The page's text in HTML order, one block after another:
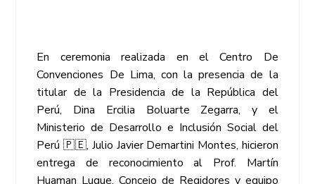
En ceremonia realizada en el Centro De
Convenciones De Lima, con la presencia de la
titular de la Presidencia de la República del
Perú, Dina Ercilia Boluarte Zegarra, y el
Ministerio de Desarrollo e Inclusión Social del
Perú 🇵🇪, Julio Javier Demartini Montes, hicieron
entrega de reconocimiento al Prof. Martín
Huaman Luque, Concejo de Regidores y equipo